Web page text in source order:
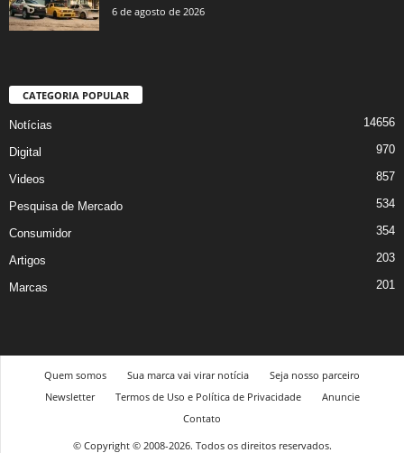
6 de agosto de 2026
CATEGORIA POPULAR
Notícias 14656
Digital 970
Videos 857
Pesquisa de Mercado 534
Consumidor 354
Artigos 203
Marcas 201
Quem somos Sua marca vai virar notícia
Seja nosso parceiro
Newsletter
Termos de Uso e Política de Privacidade
Anuncie
Contato
© Copyright © 2008-2026. Todos os direitos reservados.